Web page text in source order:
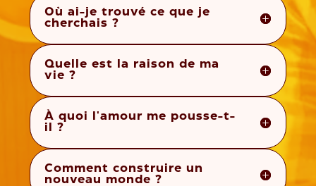
Où ai-je trouvé ce que je
cherchais ?
Quelle est la raison de ma
vie ?
À quoi l'amour me pousse-t-
il ?
Comment construire un
nouveau monde ?